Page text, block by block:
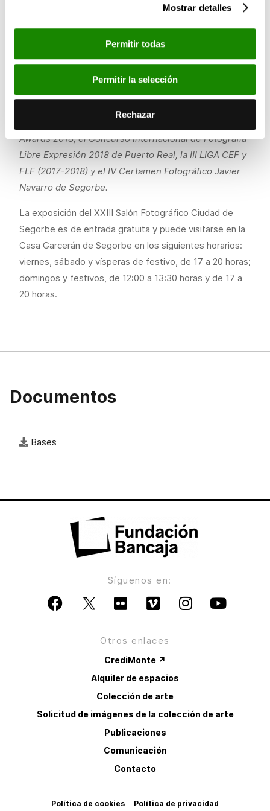
Mostrar detalles
Permitir todas
Permitir la selección
Rechazar
este año ha obtenido la Medalla de Oro FIAP en elXXX
de Cataluña y la Medalla de Plata FIAP en el
Circuito Fotográfico de las Islas Baleares. Además, ha
recibido menciones y distinciones en el
Calella, el
Awards 2018, elConcurso Internacional de Fotografía
Libre Expresión 2018 de Puerto Real, la III LIGA CEF y
FLF (2017-2018) y el IV Certamen Fotográfico Javier
Navarro de Segorbe.
La exposición del XXIII Salón Fotográfico Ciudad de
Segorbe es de entrada gratuita y puede visitarse en la
Casa Garcerán de Segorbe en los siguientes horarios:
viernes, sábado y vísperas de festivo, de 17 a 20 horas;
domingos y festivos, de 12:00 a 13:30 horas y de 17 a
20 horas.
Documentos
Bases
Síguenos en:
Otros enlaces
CrediMonte ↗
Alquiler de espacios
Colección de arte
Solicitud de imágenes de la colección de arte
Publicaciones
Comunicación
Contacto
Política de cookies Política de privacidad